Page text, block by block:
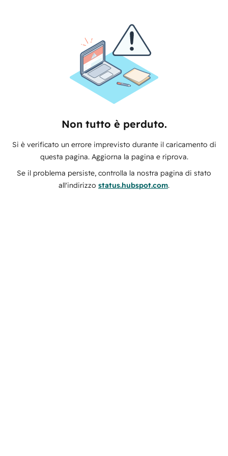
Non tutto è perduto.
Si è verificato un errore imprevisto durante il caricamento di
questa pagina. Aggiorna la pagina e riprova.
Se il problema persiste, controlla la nostra pagina di stato
all'indirizzo status.hubspot.com.